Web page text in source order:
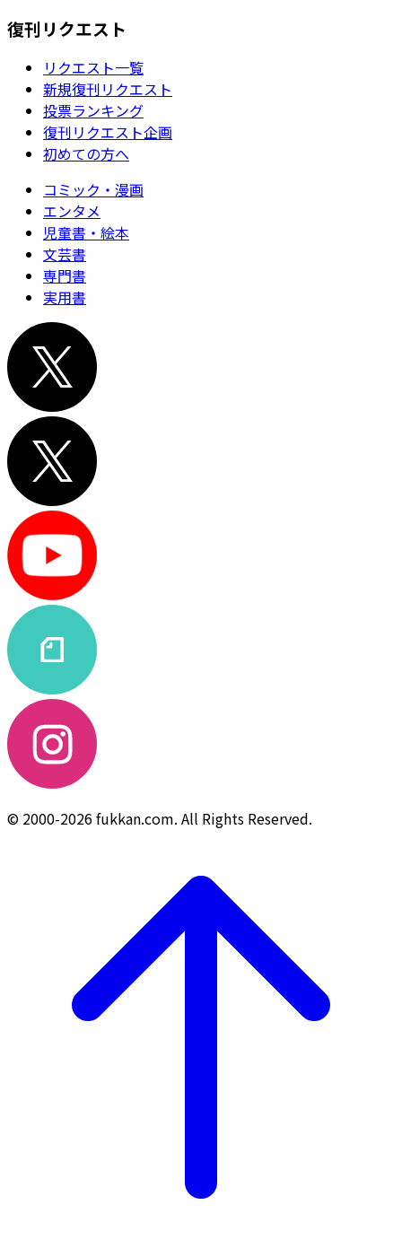
復刊リクエスト
リクエスト一覧
新規復刊リクエスト
投票ランキング
復刊リクエスト企画
初めての方へ
コミック・漫画
エンタメ
児童書・絵本
文芸書
専門書
実用書
© 2000-2026 fukkan.com. All Rights Reserved.